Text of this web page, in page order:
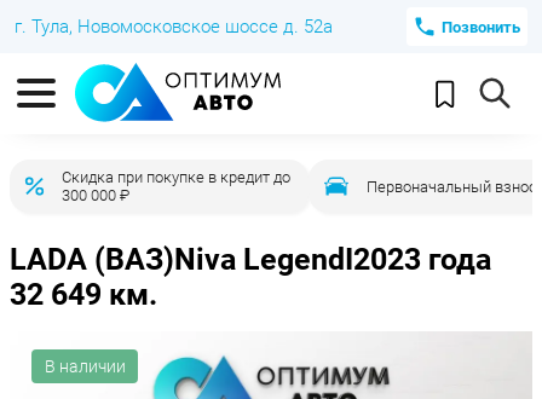
г. Тула, Новомосковское шоссе д. 52а Позвонить
Скидка при покупке в кредит до
300 000 ₽
Первоначальный взнос
LADA (ВАЗ)Niva LegendI2023 года
32 649 км.
В наличии